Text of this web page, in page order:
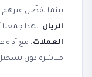
بينما يفضّل
الريال. لهذا جمعنا
العملات، مع أداة
مباشرة دون